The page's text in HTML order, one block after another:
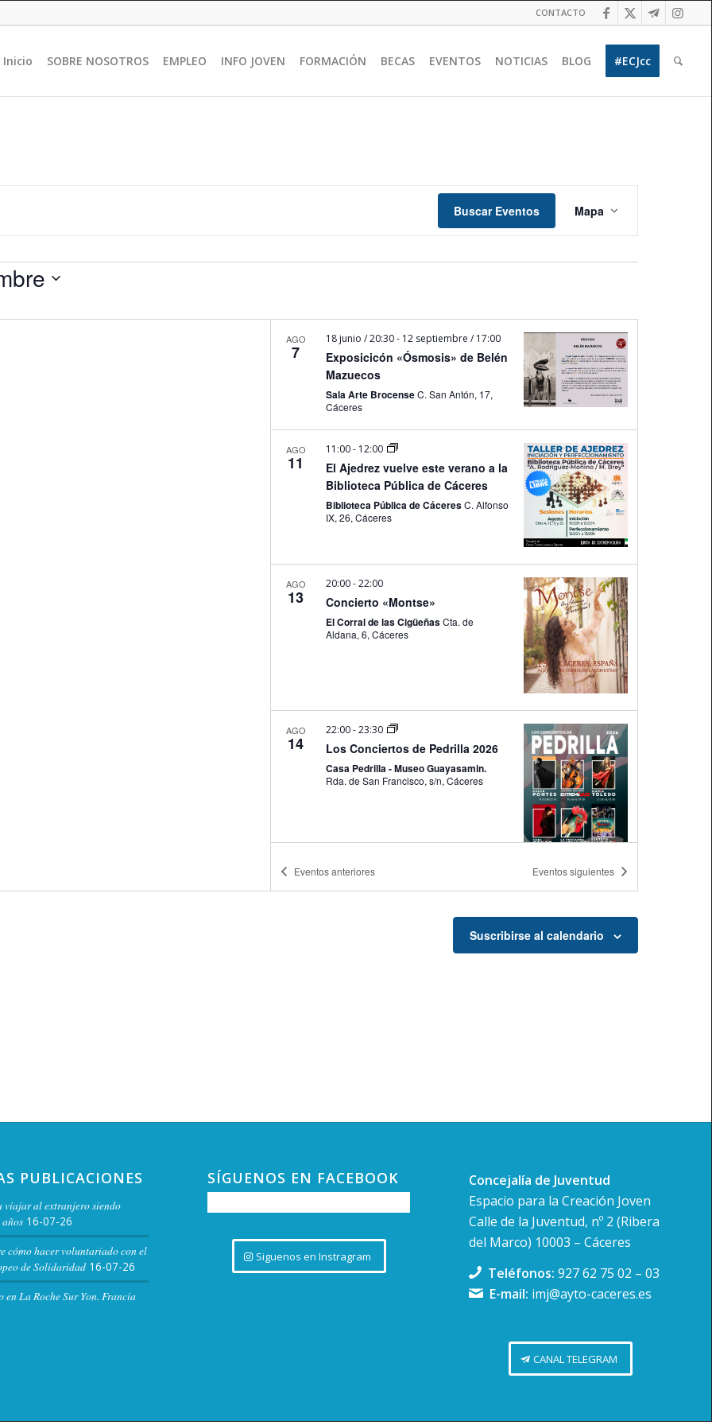
CONTACTO
Inicio SOBRE NOSOTROS EMPLEO INFO JOVEN FORMACIÓN BECAS EVENTOS NOTICIAS BLOG #ECJcc
Buscar Eventos
de
Evento
Mapa
AGO
7
Exposicicón «Ósmosis» de Belén
Mazuecos
18 junio / 20:30- 12 septiembre / 17:00
Sala Arte BrocenseC. San Antón, 17,
Cáceres
AGO
11
El Ajedrez vuelve este verano a la
Biblioteca Pública de Cáceres
11:00- 12:00
Biblioteca Pública de CáceresC. Alfonso
IX, 26, Cáceres
AGO
13 Concierto «Montse»
20:00-22:00
El Corral de las CigüeñasCta. de
Aldana, 6, Cáceres
AGO
14 Los Conciertos de Pedrilla 2026
22:00-23:30
Casa Pedrilla - Museo Guayasamin.
Rda. de San Francisco, s/n, Cáceres
El Ajedrez vuelve este verano a la
Biblioteca Pública de Cáceres
25
El Ajedrez vuelve este verano a la
Biblioteca Pública de Cáceres
C. Alfonso
Gran Teatro CáceresC. San Antón, 10,
Eventosanteriores Eventossiguientes
Suscribirse al calendario
PUBLICACIONES
viajar al extranjero siendo
16-07-26
cómo hacer voluntariado con el
de Solidaridad 16-07-26
en La Roche Sur Yon. Francia
SÍGUENOS EN FACEBOOK
Siguenos en Instragram
Concejalía de Juventud
Espacio para la Creación Joven
Calle de la Juventud, nº 2 (Ribera
del Marco) 10003 – Cáceres
Teléfonos: 927 62 75 02 –03
E-mail: imj@ayto-caceres.es
CANAL TELEGRAM